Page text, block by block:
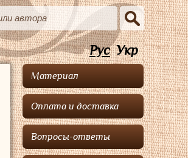
Рус Укр
Материал
Оплата и доставка
Вопросы-ответы